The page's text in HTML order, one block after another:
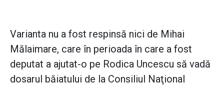
Varianta nu a fost respinsă nici de Mihai
Mălaimare, care în perioada în care a fost
deputat a ajutat-o pe Rodica Uncescu să vadă
dosarul băiatului de la Consiliul Naţional